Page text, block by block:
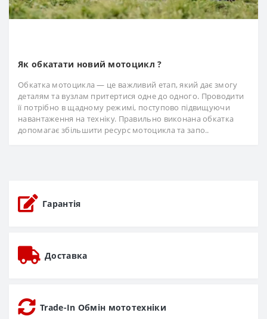
Як обкатати новий мотоцикл ?
Обкатка мотоцикла — це важливий етап, який дає змогу
деталям та вузлам притертися одне до одного. Проводити
її потрібно в щадному режимі, поступово підвищуючи
навантаження на техніку. Правильно виконана обкатка
допомагає збільшити ресурс мотоцикла та запо..
Гарантія
Доставка
Trade-In Обмін мототехніки